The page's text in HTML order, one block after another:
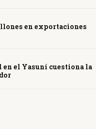
en exportaciones
en el Yasuní cuestiona la